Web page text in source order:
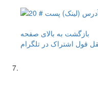
بازگشت به بالای صفحه
قول اشتراک در تلگرام